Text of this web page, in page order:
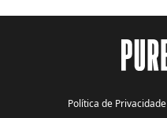
Política de Privacidade